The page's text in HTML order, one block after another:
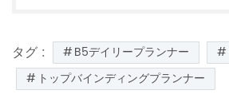
タグ : B5デイリープランナー
トップバインディングプランナー